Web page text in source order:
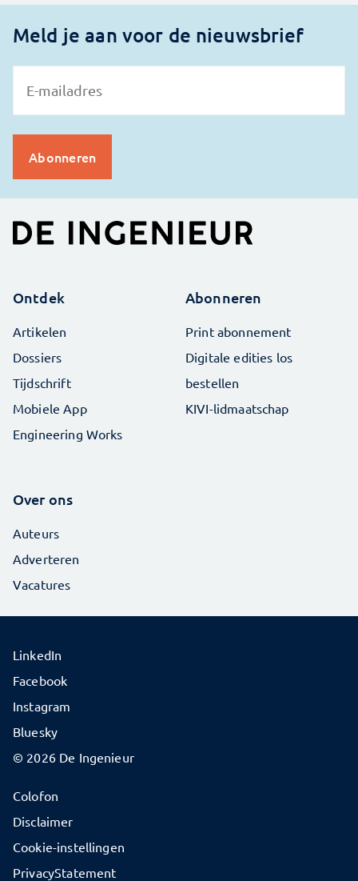
Meld je aan voor de nieuwsbrief
Ontdek
Artikelen
Dossiers
Tijdschrift
Mobiele App
Engineering Works
Abonneren
Print abonnement
Digitale edities los
bestellen
KIVI-lidmaatschap
Over ons
Auteurs
Adverteren
Vacatures
© 2026 De Ingenieur
Colofon
Disclaimer
Cookie-instellingen
PrivacyStatement
LinkedIn
Facebook
Instagram
Bluesky